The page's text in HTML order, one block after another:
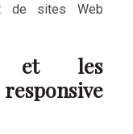
de sites Web
et les